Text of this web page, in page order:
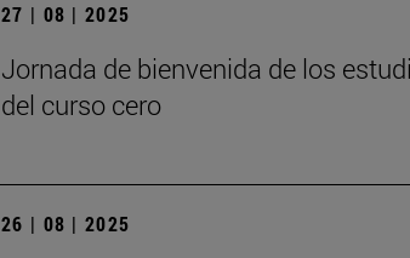
27 | 08 | 2025
Jornada de bienvenida de los
del curso cero
26 | 08 | 2025